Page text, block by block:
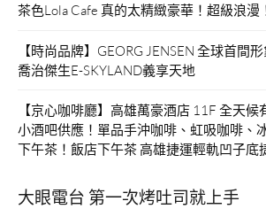
茶色Lola Cafe 真的太精緻豪華！超級浪漫
【時尚品牌】GEORG JENSEN 全球首間
喬治傑生E-SKYLAND義享天地
【京心咖啡廳】高雄萬豪酒店 11F 全天
小酒吧供應！單品手沖咖啡、虹吸咖啡、
下午茶！飯店下午茶 高雄捷運輕軌凹子底
大眼電台 第一次烤吐司就上手